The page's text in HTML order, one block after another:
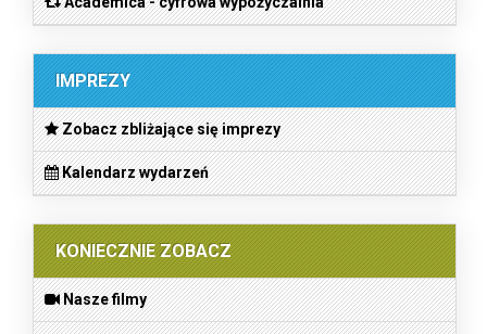
IMPREZY
Zobacz zbliżające się imprezy
Kalendarz wydarzeń
KONIECZNIE ZOBACZ
Nasze filmy